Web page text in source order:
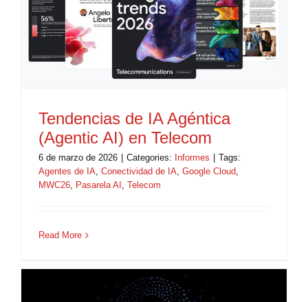
Tendencias de IA Agéntica
(Agentic AI) en Telecom
6 de marzo de 2026 Categories: Informes
Tags:
Agentes de IA, Conectividad de IA, Google Cloud,
MWC26, Pasarela AI , Telecom
Read More